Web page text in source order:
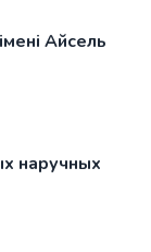
Айсель
наручных